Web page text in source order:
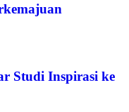
Studi Inspirasi ke